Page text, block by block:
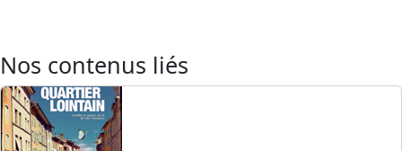
Nos contenus liés